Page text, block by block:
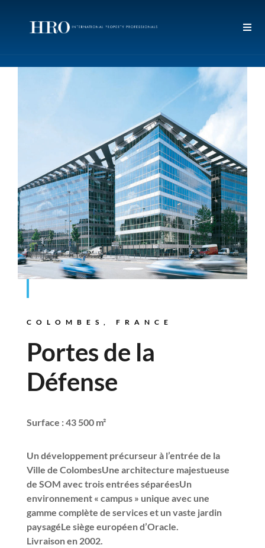
COLOMBES, FRANCE
Portes de la
Défense
Surface : 43 500 m²
Un développement précurseur à l’entrée de la
Ville de ColombesUne architecture majestueuse
de SOM avec trois entrées séparéesUn
environnement « campus » unique avec une
gamme complète de services et un vaste jardin
paysagéLe siège européen d’Oracle.
Livraison en 2002.